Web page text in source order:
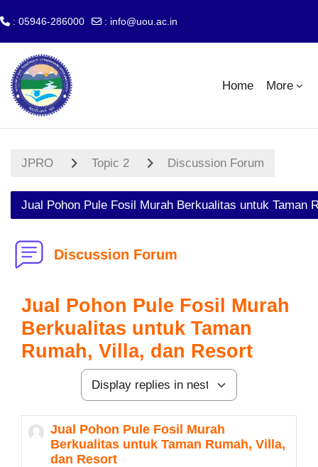
Skip to main content
: 05946-286000 : info@uou.ac.in
Home More
JPRO Topic 2 Discussion Forum
Jual Pohon Pule Fosil Murah Berkualitas untuk Taman
Discussion Forum
Jual Pohon Pule Fosil Murah
Berkualitas untuk Taman
Rumah, Villa, dan Resort
Display mode
Jual Pohon Pule Fosil Murah
Berkualitas untuk Taman Rumah, Villa,
dan Resort
Number of replies: 0